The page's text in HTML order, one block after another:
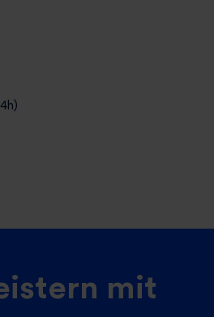
mit